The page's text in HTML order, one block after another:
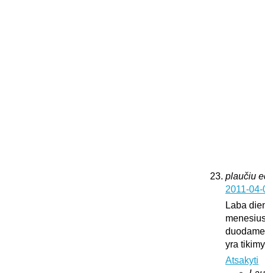
plaučiu
2011-
Laba
yra
Atsakyti